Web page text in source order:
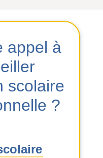
appel à
scolaire
?